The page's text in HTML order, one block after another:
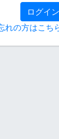
ログイン
れの方はこち